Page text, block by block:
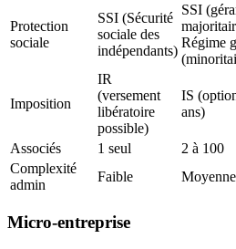
Protection
sociale
SSI (Sécurité
sociale des
indépendants)
SSI
Régime
Imposition
IR
(versement
libératoire
possible)
IS
ans)
Associés 1 seul 2 à 100
Complexité
admin
Faible Moyenne
Micro-entreprise